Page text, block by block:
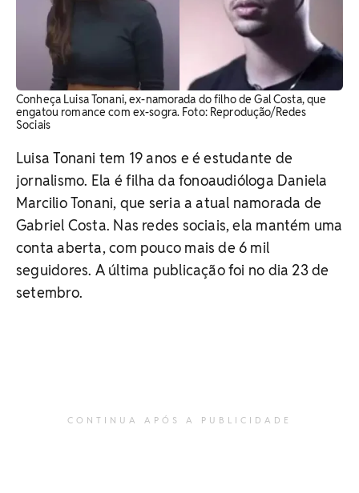
Conheça Luisa Tonani, ex-namorada do filho de Gal Costa, que
engatou romance com ex-sogra. Foto: Reprodução/Redes
Sociais
Luisa Tonani tem 19 anos e é estudante de
jornalismo. Ela é filha da fonoaudióloga Daniela
Marcilio Tonani, que seria a atual namorada de
Gabriel Costa. Nas redes sociais, ela mantém uma
conta aberta, com pouco mais de 6 mil
seguidores. A última publicação foi no dia 23 de
setembro.
CONTINUA APÓS A PUBLICIDADE